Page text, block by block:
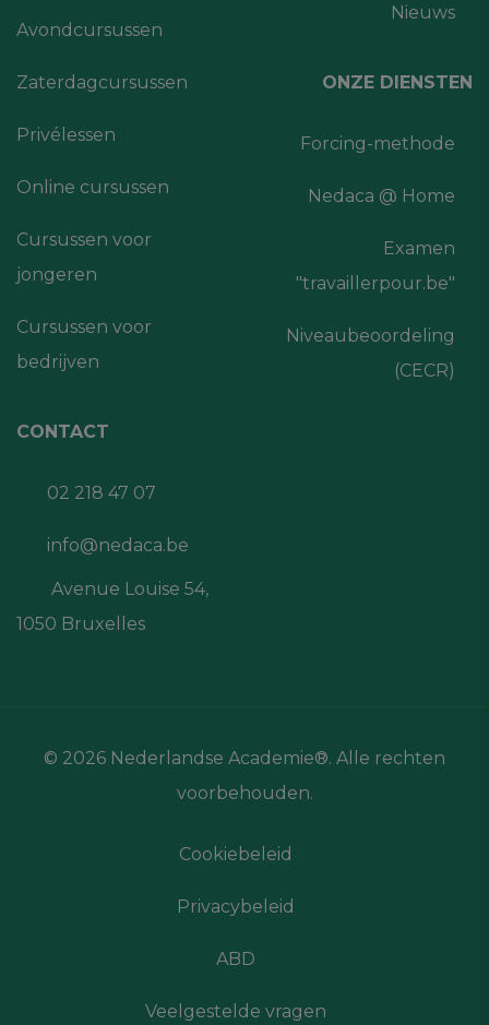
Avondcursussen
Zaterdagcursussen
Privélessen
Online cursussen
Cursussen voor
jongeren
Cursussen voor
bedrijven
Nieuws
ONZE DIENSTEN
Forcing-methode
Nedaca @ Home
Examen
"travaillerpour.be"
Niveaubeoordeling
(CECR)
CONTACT
02 218 47 07
info@nedaca.be
Avenue Louise 54,
1050 Bruxelles
© 2026 Nederlandse Academie®. Alle rechten
voorbehouden.
Cookiebeleid
Privacybeleid
ABD
Veelgestelde vragen